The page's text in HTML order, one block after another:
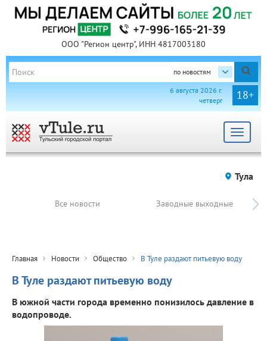
ООО "Регион центр", ИНН 4817003180
по новостям
18+
6 августа 2026 г.
четверг
Toggle
Тула
Все новости Заводные выходные
Главная Новости Общество В Туле раздают питьевую воду
В Туле раздают питьевую воду
В южной части города временно понизилось давление в
водопроводе.